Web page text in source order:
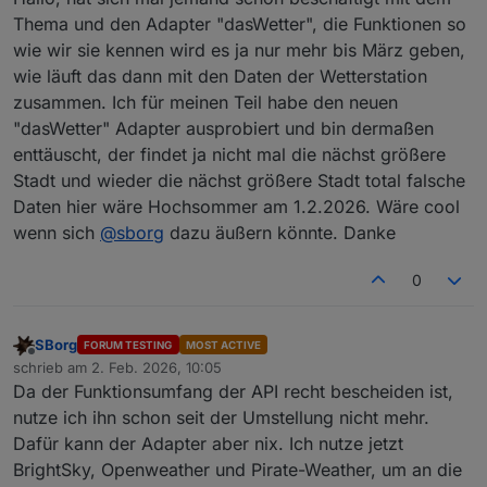
Thema und den Adapter "dasWetter", die Funktionen so
wie wir sie kennen wird es ja nur mehr bis März geben,
wie läuft das dann mit den Daten der Wetterstation
zusammen. Ich für meinen Teil habe den neuen
"dasWetter" Adapter ausprobiert und bin dermaßen
enttäuscht, der findet ja nicht mal die nächst größere
Stadt und wieder die nächst größere Stadt total falsche
Daten hier wäre Hochsommer am 1.2.2026. Wäre cool
wenn sich @sborg dazu äußern könnte. Danke
0
Offline
SBorg FORUM TESTING MOST ACTIVE
schrieb am 2. Feb. 2026, 10:05
zuletzt editiert von
Da der Funktionsumfang der API recht bescheiden ist,
nutze ich ihn schon seit der Umstellung nicht mehr.
Dafür kann der Adapter aber nix. Ich nutze jetzt
BrightSky, Openweather und Pirate-Weather, um an die